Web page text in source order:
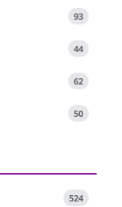
93
44
62
50
524